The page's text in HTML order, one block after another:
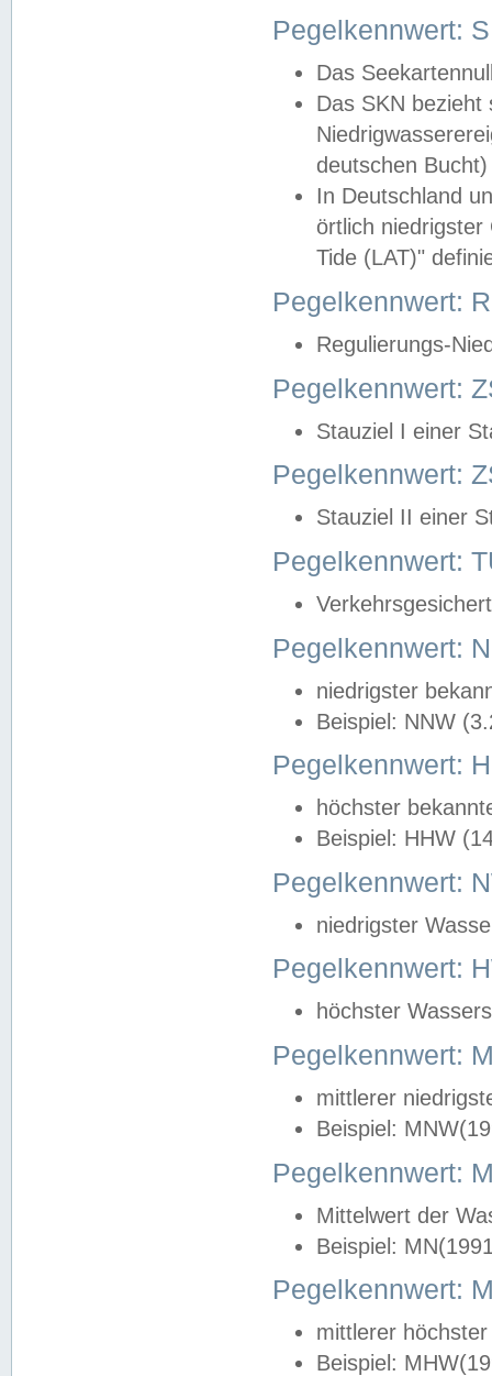
Pegelkennwert:
Das
Das SKN
deutschen
In Deutschland
örtlich
Tide (LAT)"
Pegelkennwert:
Regulierungs-
Pegelkennwert:
Stauziel I einer
Pegelkennwert:
Stauziel II einer
Pegelkennwert:
Pegelkennwert:
niedrigster
Beispiel: NNW
Pegelkennwert:
höchster
Beispiel: HHW
Pegelkennwert:
niedrigster
Pegelkennwert:
höchster
Pegelkennwert:
mittlerer
Beispiel:
Pegelkennwert:
Mittelwert der
Beispiel:
Pegelkennwert:
mittlerer
Beispiel: